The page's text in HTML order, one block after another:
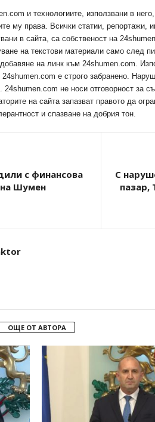
и технологиите, използвани в
му права. Всички статии, репортажи,
в сайта, са собственост на
на текстови материали само след
на линк към 24shumen.com.
е строго забранено.
24shumen.com не носи отговорност за
на сайта запазват правото да
и спазване на добрия тон.
с финансова
Шумен
С
пазар,
ОЩЕ ОТ АВТОРА